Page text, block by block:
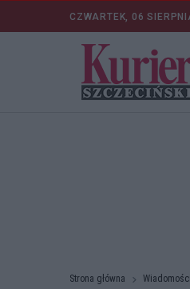
CZWARTEK, 06
Strona główna Wiadomości